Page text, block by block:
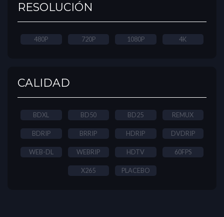
RESOLUCIÓN
480P 720P 1080P 4K
CALIDAD
BDXL BD50 BD25 REMUX
BDRIP BRRIP HDRIP DVDRIP
WEB-DL WEBRIP HDTV 60FPS
X265 PLACEBO